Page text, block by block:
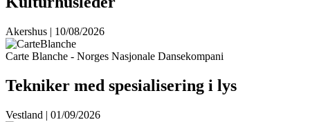
Akershus | 10/08/2026
Carte Blanche - Norges Nasjonale Dansekompani
Tekniker med spesialisering i lys
Vestland | 01/09/2026